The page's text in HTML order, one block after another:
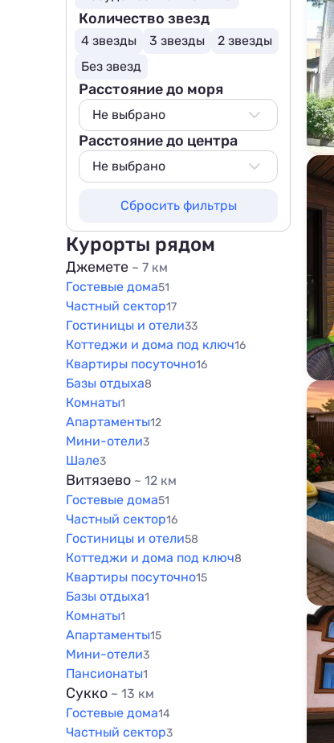
Количество звезд
4 звезды 3 звезды
2 звезды
Без звезд
Расстояние до моря
Не выбрано
Не выбрано
50 м
200 м
500 м
800 м
1000 м
1500 м
Расстояние до центра
Не выбрано
100 м
200 м
500 м
800 м
1000 м
Сбросить фильтры
Курорты рядом
Джемете ~ 7 км
Гостевые дома51
Частный сектор17
Гостиницы и отели33
Коттеджи и дома под ключ16
Квартиры посуточно16
Базы отдыха8
Комнаты1
Апартаменты12
Мини-отели3
Шале3
Витязево ~ 12 км
Гостевые дома51
Частный сектор16
Гостиницы и отели58
Коттеджи и дома под ключ8
Квартиры посуточно15
Базы отдыха1
Комнаты1
Апартаменты15
Мини-отели3
Пансионаты1
Сукко ~ 13 км
Гостевые дома14
Частный сектор3